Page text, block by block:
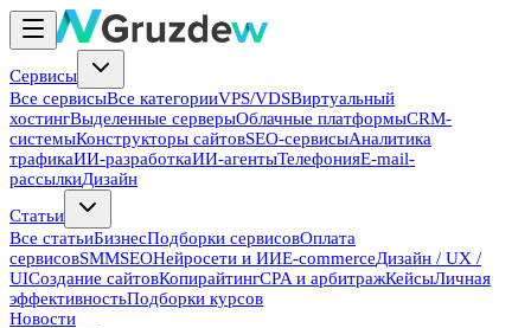
Сервисы
Все сервисыВсе категорииVPS/VDSВиртуальный
хостингВыделенные серверыОблачные платформыCRM-
системыКонструкторы сайтовSEO-сервисыАналитика
трафикаИИ-разработкаИИ-агентыТелефонияE-mail-
рассылкиДизайн
Статьи
Все статьиБизнесПодборки сервисовОплата
сервисовSMMSEOНейросети и ИИE-commerceДизайн / UX /
UIСоздание сайтовКопирайтингCPA и арбитражКейсыЛичная
эффективностьПодборки курсов
Новости